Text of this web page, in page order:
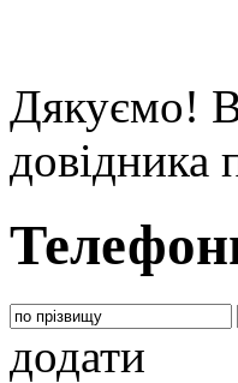
Дякуємо!
довідника
додати